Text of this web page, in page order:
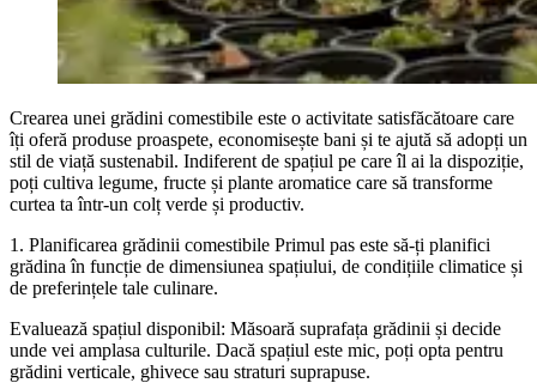
Crearea unei grădini comestibile este o activitate satisfăcătoare care
îți oferă produse proaspete, economisește bani și te ajută să adopți un
stil de viață sustenabil. Indiferent de spațiul pe care îl ai la dispoziție,
poți cultiva legume, fructe și plante aromatice care să transforme
curtea ta într-un colț verde și productiv.
1. Planificarea grădinii comestibile Primul pas este să-ți planifici
grădina în funcție de dimensiunea spațiului, de condițiile climatice și
de preferințele tale culinare.
Evaluează spațiul disponibil: Măsoară suprafața grădinii și decide
unde vei amplasa culturile. Dacă spațiul este mic, poți opta pentru
grădini verticale, ghivece sau straturi suprapuse.